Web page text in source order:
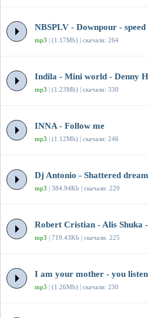
NBSPLV - Downpour -
mp3 | (1.17Mb) | скачали: 264
Indila - Mini world - Denny
mp3 | (1.23Mb) | скачали: 330
INNA - Follow me
mp3 | (1.12Mb) | скачали: 246
Dj Antonio - Shattered
mp3 | 384.94Kb | скачали: 229
Robert Cristian - Alis Shuka
mp3 | 719.43Kb | скачали: 225
I am your mother - you
mp3 | (1.26Mb) | скачали: 230